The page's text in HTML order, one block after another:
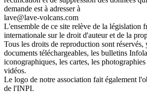
demande est à adresser à
lave@lave-volcans.com
L'ensemble de ce site relève de la législation
internationale sur le droit d'auteur et de la
Tous les droits de reproduction sont
documents téléchargeables, les bulletins
iconographiques, les cartes, les photographies
vidéos.
Le logo de notre association fait également
de l'INPI.